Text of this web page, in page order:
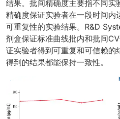
结果。批间精确度主要指不同实
精确度保证实验者在一段时间内
可重复性的实验结果。R&D
剂盒保证标准曲线批内和批间
证实验者得到可重复和可信赖的
得到的结果都能保持一致性。